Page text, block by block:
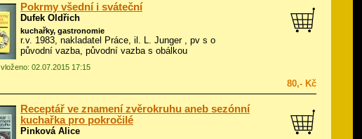
Pokrmy všední i sváteční
Dufek Oldřich
kuchařky, gastronomie
r.v. 1983, nakladatel Práce, il. L. Junger, pv s o
původní vazba, původní vazba s obálkou
, vloženo: 02.07.2015 17:15
80,- Kč
Receptář ve znamení zvěrokruhu aneb sezónní
kuchařka pro pokročilé
Pinková Alice